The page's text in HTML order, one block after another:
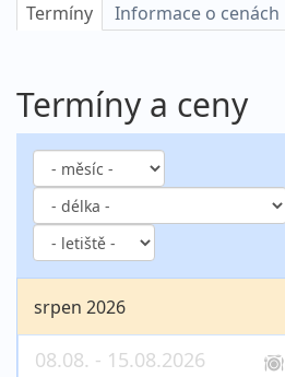
Termíny Informace o cenách
Termíny a ceny
srpen 2026
08.08. - 15.08.2026